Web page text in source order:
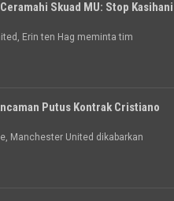
Skuad MU: Stop Kasihani
Erin ten Hag meminta tim
Putus Kontrak Cristiano
Manchester United dikabarkan